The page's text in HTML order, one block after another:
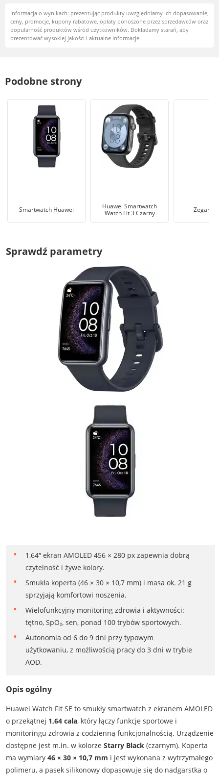
Informacja o wynikach: prezentując produkty uwzględniamy ich dopasowanie,
ceny, promocje, kupony rabatowe, opłaty ponoszone przez sprzedawców oraz
popularność produktów wśród użytkowników. Dokładamy starań, aby
prezentować wysokiej jakości i aktualne informacje.
Podobne strony
Smartwatch Huawei
Huawei Smartwatch
Watch Fit 3 Czarny
Zegarek
Sprawdź parametry
1,64″ ekran AMOLED 456 × 280 px zapewnia dobrą
czytelność i żywe kolory.
Smukła koperta (46 × 30 × 10,7 mm) i masa ok. 21 g
sprzyjają komfortowi noszenia.
Wielofunkcyjny monitoring zdrowia i aktywności:
tętno, SpO₂, sen, ponad 100 trybów sportowych.
Autonomia od 6 do 9 dni przy typowym
użytkowaniu, z możliwością pracy do 3 dni w trybie
AOD.
Opis ogólny
Huawei Watch Fit SE to smukły smartwatch z ekranem AMOLED
o przekątnej 1,64 cala, który łączy funkcje sportowe i
monitoringu zdrowia z codzienną funkcjonalnością. Urządzenie
dostępne jest m.in. w kolorze Starry Black(czarnym). Koperta
ma wymiary 46 × 30 × 10,7 mm i jest wykonana z wytrzymałego
polimeru, a pasek silikonowy dopasowuje się do nadgarstka o